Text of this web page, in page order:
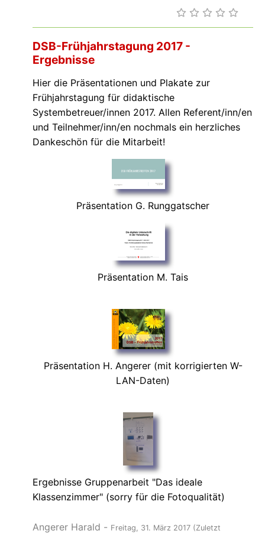
DSB-Frühjahrstagung 2017 -
Ergebnisse
Hier die Präsentationen und Plakate zur
Frühjahrstagung für didaktische
Systembetreuer/innen 2017. Allen Referent/inn/en
und Teilnehmer/inn/en nochmals ein herzliches
Dankeschön für die Mitarbeit!
Präsentation G. Runggatscher
Präsentation M. Tais
Präsentation H. Angerer (mit korrigierten W-
LAN-Daten)
Ergebnisse Gruppenarbeit "Das ideale
Klassenzimmer" (sorry für die Fotoqualität)
Angerer Harald - Freitag, 31. März 2017 (Zuletzt